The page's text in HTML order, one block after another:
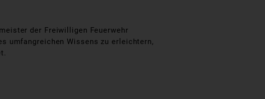
der Freiwilligen Feuerwehr
umfangreichen Wissens zu erleichtern,